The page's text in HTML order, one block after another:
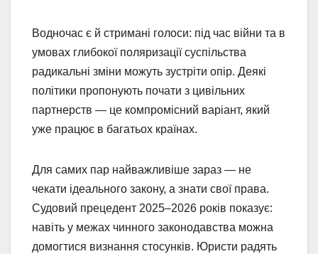
Водночас є й стримані голоси: під час війни та в
умовах глибокої поляризації суспільства
радикальні зміни можуть зустріти опір. Деякі
політики пропонують почати з цивільних
партнерств — це компромісний варіант, який
уже працює в багатьох країнах.
Для самих пар найважливіше зараз — не
чекати ідеального закону, а знати свої права.
Судовий прецедент 2025–2026 років показує:
навіть у межах чинного законодавства можна
домогтися визнання стосунків. Юристи радять